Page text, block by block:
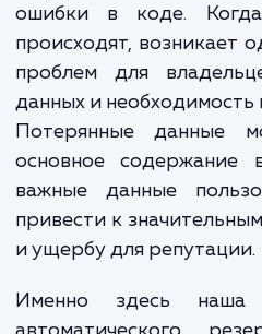
могут поставить под
сайте. Возможно, это
информации,
ошибки в коде.
происходят,
проблем для
данных и
Потерянные
важные данные